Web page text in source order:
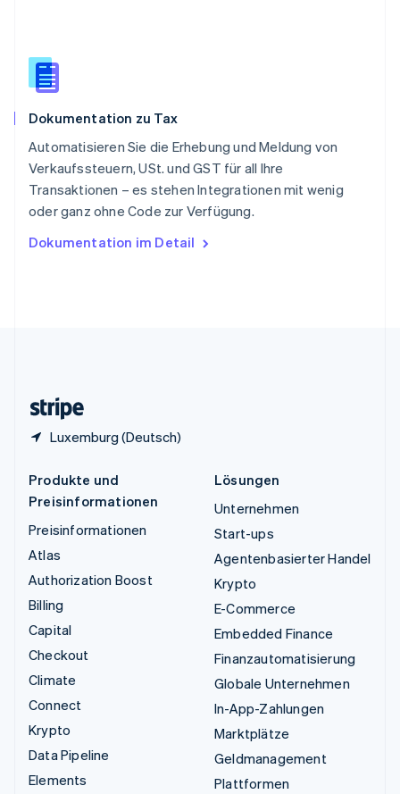
Dokumentation zu Tax
Automatisieren Sie die Erhebung und Meldung von
Verkaufssteuern, USt. und GST für all Ihre
Transaktionen – es stehen Integrationen mit wenig
oder ganz ohne Code zur Verfügung.
Dokumentation im Detail
Luxemburg (Deutsch)
Sonderverwaltungsregion Hongkong,
China
Spanien
EspañolEnglish
Thailand
Tschechische Republik
English
English
Produkte und
Preisinformationen
Preisinformationen
Atlas
Authorization Boost
Billing
Capital
Checkout
Climate
Connect
Krypto
Data Pipeline
Elements
Lösungen
Unternehmen
Start-ups
Agentenbasierter Handel
Krypto
E-Commerce
Embedded Finance
Finanzautomatisierung
Globale Unternehmen
In-App-Zahlungen
Marktplätze
Geldmanagement
Plattformen